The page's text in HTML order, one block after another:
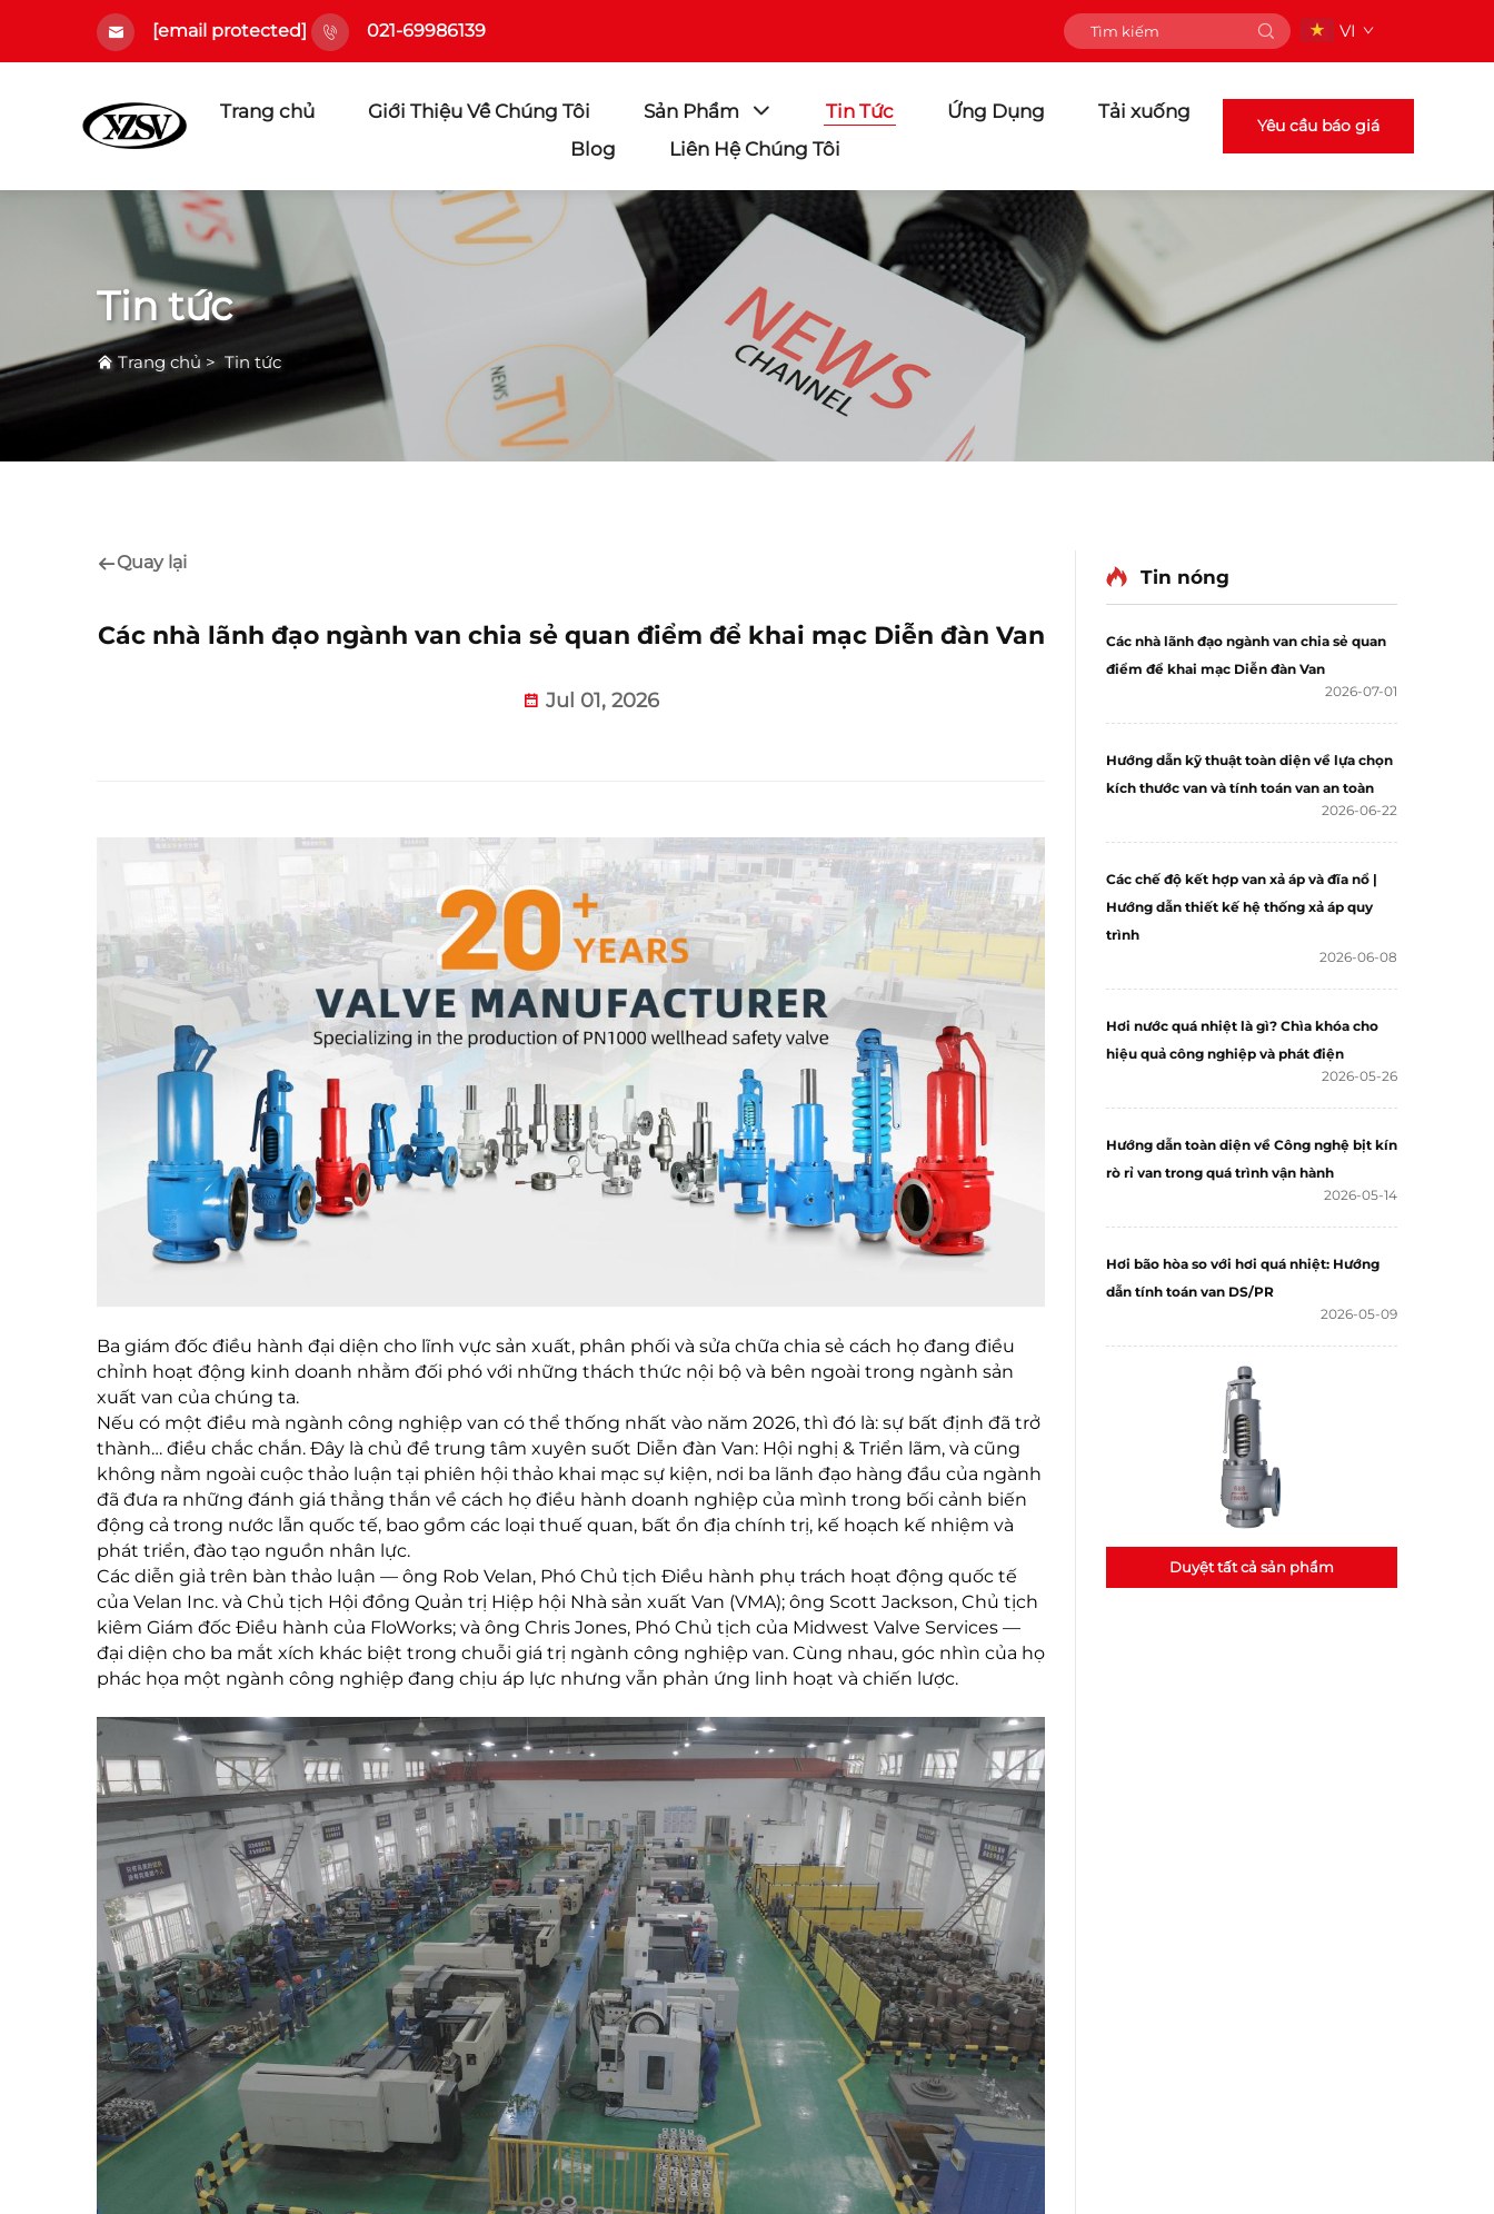
[email protected] 021-69986139 VI
Trang chủ Giới Thiệu Về Chúng Tôi Sản Phẩm Tin Tức Ứng Dụng
Tải xuống
Blog
Liên Hệ Chúng Tôi
Yêu cầu báo giá
Tin tức
Trang chủ > Tin tức
Quay lại
Các nhà lãnh đạo ngành van chia sẻ quan điểm để khai mạc Diễn đàn Van
Jul 01, 2026
Ba giám đốc điều hành đại diện cho lĩnh vực sản xuất, phân phối và sửa chữa chia sẻ cách họ đang điều
chỉnh hoạt động kinh doanh nhằm đối phó với những thách thức nội bộ và bên ngoài trong ngành sản
xuất van của chúng ta.
Nếu có một điều mà ngành công nghiệp van có thể thống nhất vào năm 2026, thì đó là: sự bất định đã trở
thành… điều chắc chắn. Đây là chủ đề trung tâm xuyên suốt Diễn đàn Van: Hội nghị & Triển lãm, và cũng
không nằm ngoài cuộc thảo luận tại phiên hội thảo khai mạc sự kiện, nơi ba lãnh đạo hàng đầu của ngành
đã đưa ra những đánh giá thẳng thắn về cách họ điều hành doanh nghiệp của mình trong bối cảnh biến
động cả trong nước lẫn quốc tế, bao gồm các loại thuế quan, bất ổn địa chính trị, kế hoạch kế nhiệm và
phát triển, đào tạo nguồn nhân lực.
Các diễn giả trên bàn thảo luận — ông Rob Velan, Phó Chủ tịch Điều hành phụ trách hoạt động quốc tế
của Velan Inc. và Chủ tịch Hội đồng Quản trị Hiệp hội Nhà sản xuất Van (VMA); ông Scott Jackson, Chủ tịch
kiêm Giám đốc Điều hành của FloWorks; và ông Chris Jones, Phó Chủ tịch của Midwest Valve Services —
đại diện cho ba mắt xích khác biệt trong chuỗi giá trị ngành công nghiệp van. Cùng nhau, góc nhìn của họ
phác họa một ngành công nghiệp đang chịu áp lực nhưng vẫn phản ứng linh hoạt và chiến lược.
Tin nóng
Các nhà lãnh đạo ngành van chia sẻ quan
điểm để khai mạc Diễn đàn Van
2026-07-01
Hướng dẫn kỹ thuật toàn diện về lựa chọn
kích thước van và tính toán van an toàn
2026-06-22
Các chế độ kết hợp van xả áp và đĩa nổ |
Hướng dẫn thiết kế hệ thống xả áp quy
trình
2026-06-08
Hơi nước quá nhiệt là gì? Chìa khóa cho
hiệu quả công nghiệp và phát điện
2026-05-26
Hướng dẫn toàn diện về Công nghệ bịt kín
rò rỉ van trong quá trình vận hành
2026-05-14
Hơi bão hòa so với hơi quá nhiệt: Hướng
dẫn tính toán van DS/PR
2026-05-09
Duyệt tất cả sản phẩm